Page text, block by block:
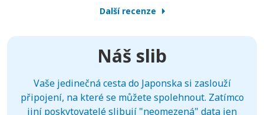
Další recenze
Náš slib
Vaše jedinečná cesta do Japonska si zaslouží
připojení, na které se můžete spolehnout. Zatímco
jiní poskytovatelé slibují "neomezená" data jen